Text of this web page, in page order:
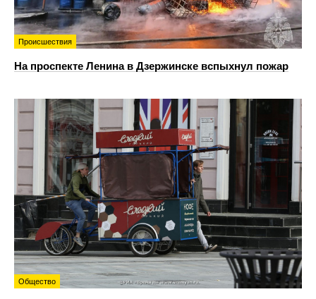
Происшествия
На проспекте Ленина в Дзержинске вспыхнул пожар
Общество